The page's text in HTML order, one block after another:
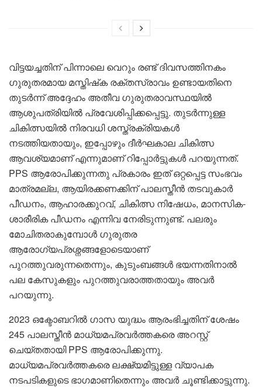
വിട്ടയച്ചതിന് പിന്നാലെ വെറും രണ്ട് ദിവസത്തിനകം
ഗുരുതരമായ മസ്തിഷ്‌ക രക്തസ്രാവം ഉണ്ടായതിനെ
തുടർന്ന് അദ്ദേഹം അതീവ ഗുരുതരാവസ്ഥയിൽ
ആശുപത്രിയിൽ പ്രവേശിപ്പിക്കപ്പെട്ടു. തുടർന്നുള്ള
ചികിത്സയിൽ നിരവധി ശസ്ത്രക്രിയകൾ
നടത്തിയതായും, ഇപ്പോഴും ദീർഘകാല ചികിത്സ
ആവശ്യമാണ് എന്നുമാണ് റിപ്പോർട്ടുകൾ പറയുന്നത്.
PPS ആരോപിക്കുന്നതു പ്രകാരം ഇത് ഒറ്റപ്പെട്ട സംഭവം
മാത്രമല്ല, ആയിരക്കണക്കിന് പാലസ്തീൻ തടവുകാർ
പീഡനം, ആഹാരക്കുറവ്, ചികിത്സ നിഷേധം, മാനസിക-
ശാരീരിക പീഡനം എന്നിവ നേരിടുന്നുണ്ട്. പലരും
മോചിതരാകുമ്പോൾ ഗുരുതര
ആരോഗ്യപ്രശ്നങ്ങളോടെയാണ്
പുറത്തുവരുന്നതെന്നും, കുടുംബങ്ങൾ ഭയന്നതിനാൽ
പല കേസുകളും പുറത്തുവരാത്തതായും അവർ
പറയുന്നു.
2023 ഒക്ടോബറിൽ ഗാസ യുദ്ധം ആരംഭിച്ചതിന് ശേഷം
245 പാലസ്തീൻ മാധ്യമപ്രവർത്തകരെ അറസ്റ്റ്
ചെയ്തതായി PPS ആരോപിക്കുന്നു.
മാധ്യമപ്രവർത്തകരെ ലക്ഷ്യമിട്ടുള്ള വ്യാപക
നടപടികളുടെ ഭാഗമാണിതെന്നും അവർ ചൂണ്ടിക്കാട്ടുന്നു.